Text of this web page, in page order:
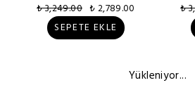
₺ 3,249.00 ₺ 2,789.00
SEPETE EKLE
₺
Yükleniyor...